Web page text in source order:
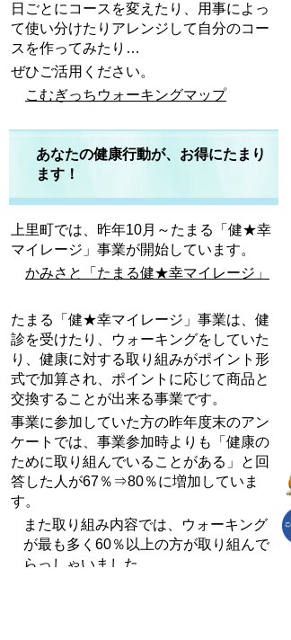
日ごとにコースを変えたり、用事によっ
て使い分けたりアレンジして自分のコー
スを作ってみたり…
ぜひご活用ください。
こむぎっちウォーキングマップ
あなたの健康行動が、お得にたまり
ます！
上里町では、昨年10月～たまる「健★幸
マイレージ」事業が開始しています。
かみさと「たまる健★幸マイレージ」
たまる「健★幸マイレージ」事業は、健
診を受けたり、ウォーキングをしていた
り、健康に対する取り組みがポイント形
式で加算され、ポイントに応じて商品と
交換することが出来る事業です。
事業に参加していた方の昨年度末のアン
ケートでは、事業参加時よりも「健康の
ために取り組んでいることがある」と回
答した人が67％⇒80％に増加していま
す。
また取り組み内容では、ウォーキング
が最も多く 60％以上の方が取り組んで
らっしゃいました。